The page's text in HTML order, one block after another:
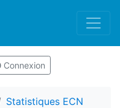
Connexion
Statistiques ECN